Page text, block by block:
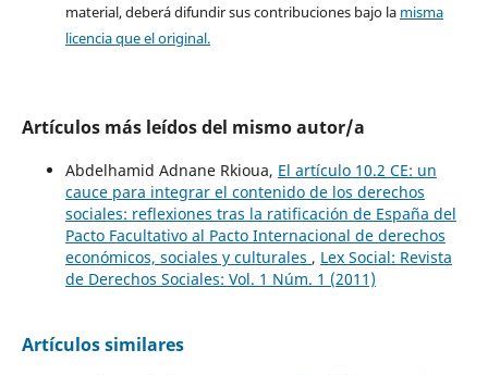
material, deberá difundir sus contribuciones bajo la misma
licencia que el original.
Artículos más leídos del mismo autor/a
Abdelhamid Adnane Rkioua, El artículo 10.2 CE: un
cauce para integrar el contenido de los derechos
sociales: reflexiones tras la ratificación de España del
Pacto Facultativo al Pacto Internacional de derechos
económicos, sociales y culturales , Lex Social: Revista
de Derechos Sociales: Vol. 1 Núm. 1 (2011)
Artículos similares